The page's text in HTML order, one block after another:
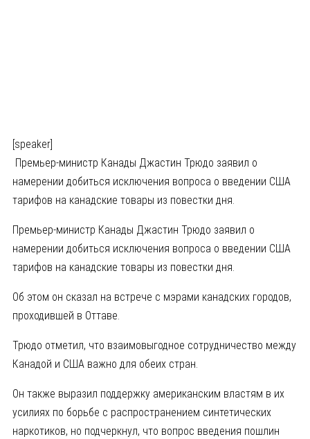
[speaker]
Премьер-министр Канады Джастин Трюдо заявил о
намерении добиться исключения вопроса о введении США
тарифов на канадские товары из повестки дня.
Премьер-министр Канады Джастин Трюдо заявил о
намерении добиться исключения вопроса о введении США
тарифов на канадские товары из повестки дня.
Об этом он сказал на встрече с мэрами канадских городов,
проходившей в Оттаве.
Трюдо отметил, что взаимовыгодное сотрудничество между
Канадой и США важно для обеих стран.
Он также выразил поддержку американским властям в их
усилиях по борьбе с распространением синтетических
наркотиков, но подчеркнул, что вопрос введения пошлин